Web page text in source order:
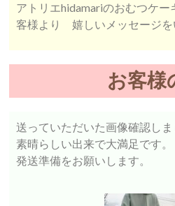
アトリエhidamariのおむつケ
客様より 嬉しいメッセージを
お客様
送っていただいた画像確認しま
素晴らしい出来で大満足です。
発送準備をお願いします。